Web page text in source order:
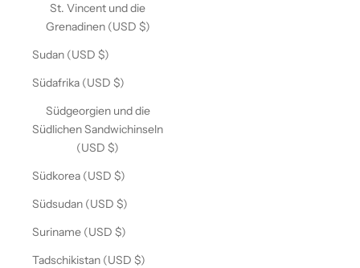
St. Vincent und die
Grenadinen (USD $)
Sudan (USD $)
Südafrika (USD $)
Südgeorgien und die
Südlichen Sandwichinseln
(USD $)
Südkorea (USD $)
Südsudan (USD $)
Suriname (USD $)
Tadschikistan (USD $)